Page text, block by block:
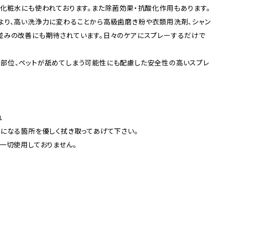
水にも使われております。また除菌効果・抗酸化作用もあります。
、高い洗浄力に変わることから高級歯磨き粉や衣類用洗剤、シャン
の改善にも期待されています。日々のケアにスプレーするだけで
、ペットが舐めてしまう可能性にも配慮した安全性の高いスプレ
る箇所を優しく拭き取ってあげて下さい。
切使用しておりません。